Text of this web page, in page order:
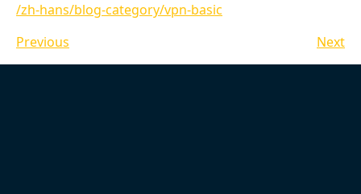
/zh-hans/blog-category/vpn-basic
Previous
Next